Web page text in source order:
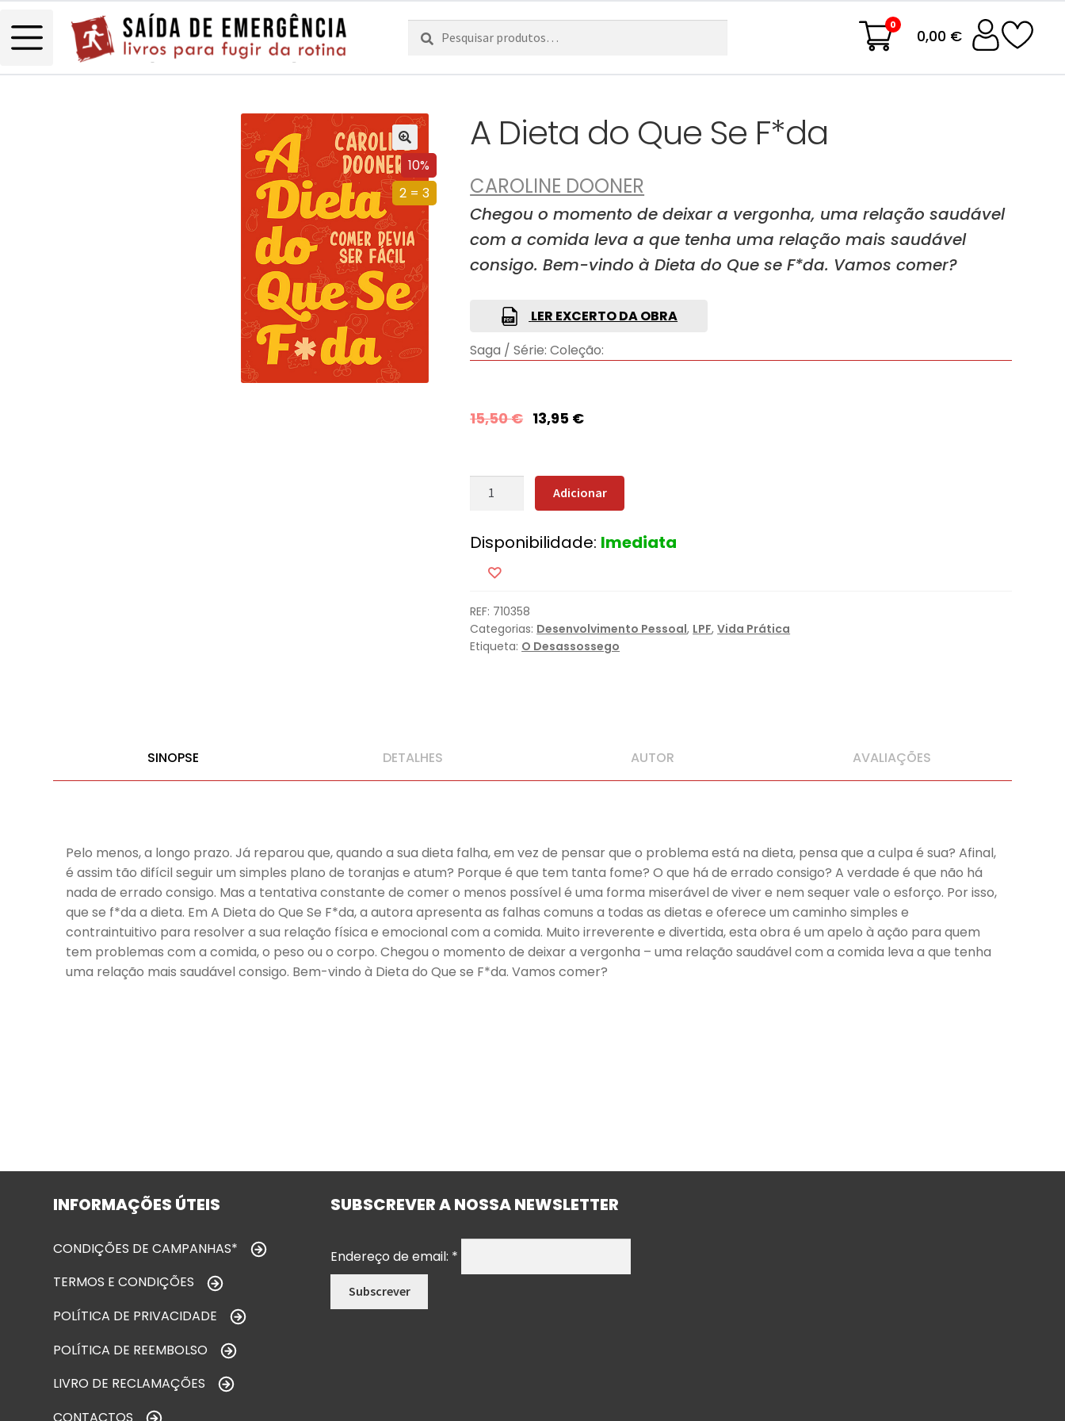
Pesquisar
por:
Pesquisa 0
0,00 €
10%
2 = 3
A Dieta do Que Se F*da
CAROLINE DOONER
Chegou o momento de deixar a vergonha, uma relação saudável
com a comida leva a que tenha uma relação mais saudável
consigo. Bem-vindo à Dieta do Que se F*da. Vamos comer?
LER EXCERTO DA OBRA
Saga / Série: Coleção:
15,50€ 13,95 €
Quantidade
Dieta
Que
Se
F*da
Adicionar
Disponibilidade: Imediata
REF: 710358
Categorias: Desenvolvimento Pessoal, LPF,Vida Prática
Etiqueta: O Desassossego
SINOPSE DETALHES AUTOR AVALIAÇÕES
Pelo menos, a longo prazo. Já reparou que, quando a sua dieta falha, em vez de pensar que o problema está na dieta, pensa que a culpa é sua? Afinal,
é assim tão difícil seguir um simples plano de toranjas e atum? Porque é que tem tanta fome? O que há de errado consigo? A verdade é que não há
nada de errado consigo. Mas a tentativa constante de comer o menos possível é uma forma miserável de viver e nem sequer vale o esforço. Por isso,
que se f*da a dieta. Em A Dieta do Que Se F*da, a autora apresenta as falhas comuns a todas as dietas e oferece um caminho simples e
contraintuitivo para resolver a sua relação física e emocional com a comida. Muito irreverente e divertida, esta obra é um apelo à ação para quem
tem problemas com a comida, o peso ou o corpo. Chegou o momento de deixar a vergonha – uma relação saudável com a comida leva a que tenha
uma relação mais saudável consigo. Bem-vindo à Dieta do Que se F*da. Vamos comer?
INFORMAÇÕES ÚTEIS
CONDIÇÕES DE CAMPANHAS*
TERMOS E CONDIÇÕES
POLÍTICA DE PRIVACIDADE
POLÍTICA DE REEMBOLSO
LIVRO DE RECLAMAÇÕES
CONTACTOS
SUBSCREVER A NOSSA NEWSLETTER
Endereço de email: *